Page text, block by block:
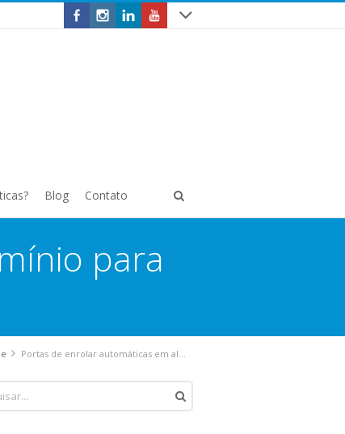
Blog Contato
para
Portas de enrolar automáticas em alumínio para residências